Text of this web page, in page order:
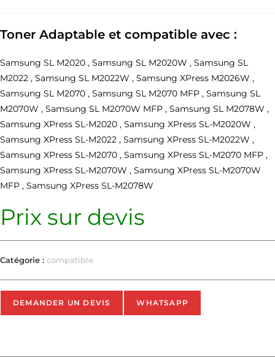
Toner Adaptable et compatible avec :
Samsung SL M2020 , Samsung SL M2020W , Samsung SL
M2022 , Samsung SL M2022W , Samsung XPress M2026W ,
Samsung SL M2070 , Samsung SL M2070 MFP , Samsung SL
M2070W , Samsung SL M2070W MFP , Samsung SL M2078W ,
Samsung XPress SL-M2020 , Samsung XPress SL-M2020W ,
Samsung XPress SL-M2022 , Samsung XPress SL-M2022W ,
Samsung XPress SL-M2070 , Samsung XPress SL-M2070 MFP ,
Samsung XPress SL-M2070W , Samsung XPress SL-M2070W
MFP , Samsung XPress SL-M2078W
Prix sur devis
Catégorie : compatible
DEMANDER UN DEVIS WHATSAPP